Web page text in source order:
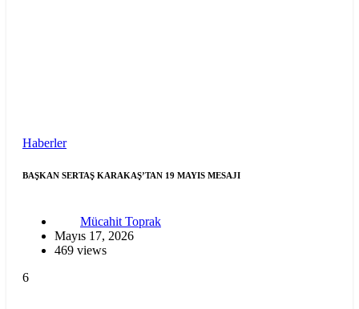
Haberler
BAŞKAN SERTAŞ KARAKAŞ’TAN 19 MAYIS MESAJI
Mücahit Toprak
Mayıs 17, 2026
469 views
6